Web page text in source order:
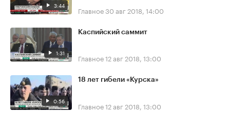
3:44 Главное30 авг 2018, 14:00
1:31
Каспийский саммит
Главное12 авг 2018, 13:00
0:56
18 лет гибели «Курска»
Главное12 авг 2018, 13:00